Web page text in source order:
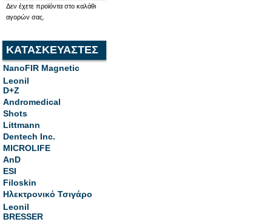
Δεν έχετε προϊόντα στο καλάθι
αγορών σας.
ΚΑΤΑΣΚΕΥΑΣΤΕΣ
NanoFIR Magnetic
Leonil
D+Z
Andromedical
Shots
Littmann
Dentech Inc.
MICROLIFE
AnD
ESI
Filoskin
Ηλεκτρονικό Τσιγάρο
Leonil
BRESSER